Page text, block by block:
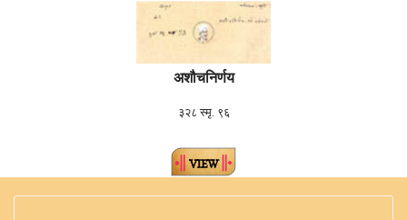
अशौचनिर्णय
३२८ स्मृ. ९६